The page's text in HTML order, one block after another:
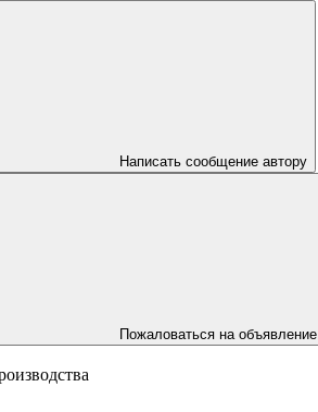
Написать сообщение автору
Пожаловаться на объявление